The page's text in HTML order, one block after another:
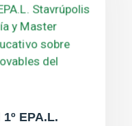
EPA.L.